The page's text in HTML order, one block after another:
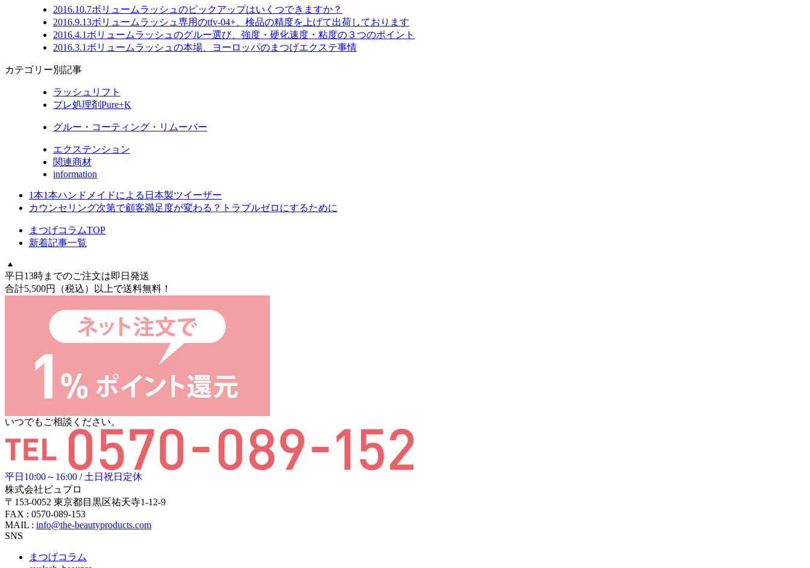
2016.10.7ボリュームラッシュのピックアップはいくつできますか？
2016.9.13ボリュームラッシュ専用のtfv-04+、検品の精度を上げて出荷しております
2016.4.1 ボリュームラッシュのグルー選び、強度・硬化速度・粘度の３つのポイント
2016.3.1 ボリュームラッシュの本場、ヨーロッパのまつげエクステ事情
カテゴリー別記事
ラッシュリフト
プレ処理剤Pure+K
グルー・コーティング・リムーバー
エクステンション
関連商材
information
1本1本ハンドメイドによる日本製ツイーザー
カウンセリング次第で顧客満足度が変わる？トラブルゼロにするために
まつげコラムTOP
新着記事一覧
平日13時までのご注文は即日発送
合計5,500円
（税込） 以上で送料無料！
いつでもご相談ください。
平日10:00～16:00 / 土日祝日定休
株式会社ビュプロ
〒153-0052 東京都目黒区祐天寺1-12-9
FAX : 0570-089-153
MAIL : info@the-beautyproducts.com
SNS
まつげコラム